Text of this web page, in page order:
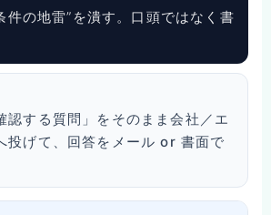
件の地雷”を潰す。口頭ではなく 書
認する質問」をそのまま会社／エ
投げて、回答を メール or 書面で